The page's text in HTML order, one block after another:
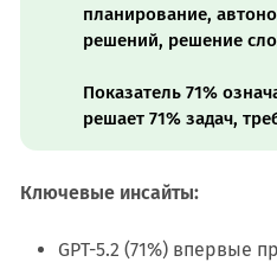
планирование,
решений, решение
Показатель 71%
решает 71% задач,
Ключевые инсайты:
GPT-5.2 (71%) впервые